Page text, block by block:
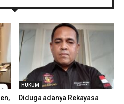
HUKUM
Diduga adanya Rekayasa